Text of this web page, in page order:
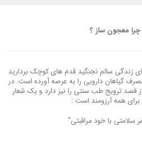
چرا معجون ساز ؟
زندگی سالم نجنگید قدم های کوچک بردارید
گیاهان دارویی را به عرصه آورده است. در
قصد ترویج طب سنتی را نیز دارد و یک شعار
برای همه آرزومند است :
سلامتی با خود مراقبتی”